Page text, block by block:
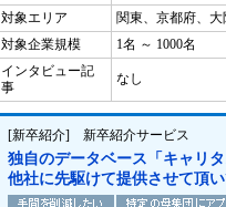
対象エリア
関東、京都府、
対象企業規模
1名 ～ 1000名
インタビュー記
事
なし
[新卒紹介] 新卒紹介サービス
独自のデータベース「キャリ
他社に先駆けて提供させて頂